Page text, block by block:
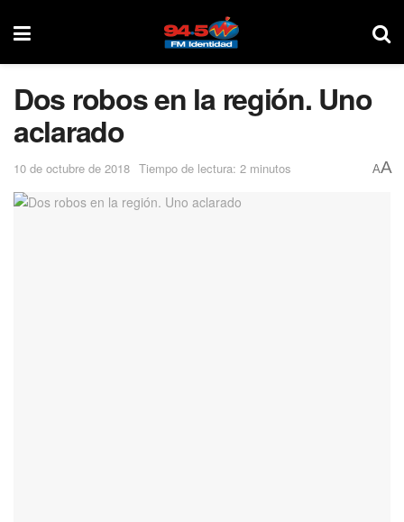
Dos robos en la región. Uno
aclarado
10 de octubre de 2018 Tiempo de lectura: 2 minutos AA